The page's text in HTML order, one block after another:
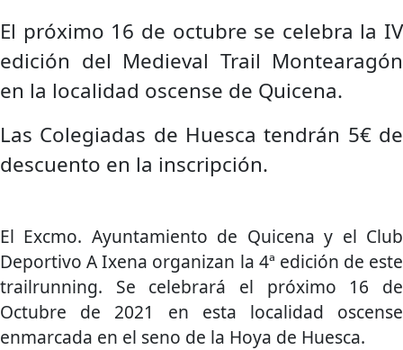
El próximo 16 de octubre se celebra la IV
edición del Medieval Trail Montearagón
en la localidad oscense de Quicena.
Las Colegiadas de Huesca tendrán 5€ de
descuento en la inscripción.
El Excmo. Ayuntamiento de Quicena y el Club
Deportivo A Ixena organizan la 4ª edición de este
trailrunning. Se celebrará el próximo 16 de
Octubre de 2021 en esta localidad oscense
enmarcada en el seno de la Hoya de Huesca.